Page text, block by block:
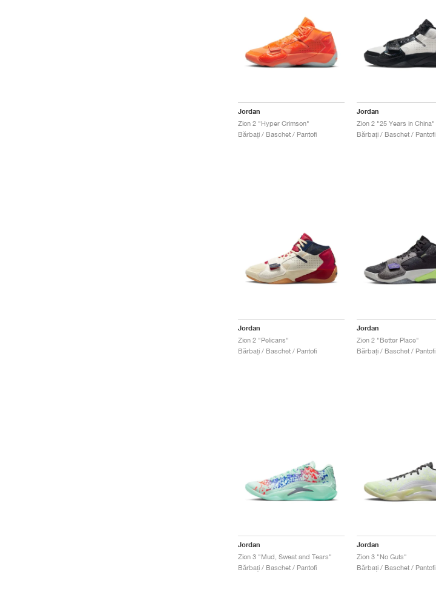
Jordan
Zion 2 "Hyper Crimson"
Bărbați / Baschet / Pantofi
Jordan
Zion 2 "25 Years in China"
Bărbați / Baschet / Pantofi
Jordan
Zion 2 "Pelicans"
Bărbați / Baschet / Pantofi
Jordan
Zion 2 "Better Place"
Bărbați / Baschet / Pantofi
Jordan
Zion 3 "Mud, Sweat and Tears"
Bărbați / Baschet / Pantofi
Jordan
Zion 3 "No Guts"
Bărbați / Baschet / Pantofi